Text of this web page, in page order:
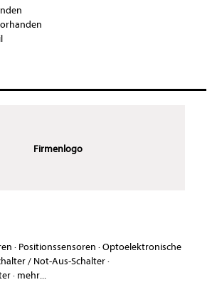
Firmenlogo
· Positionssensoren ·Optoelektronische
/ Not-Aus-Schalter·
· mehr...